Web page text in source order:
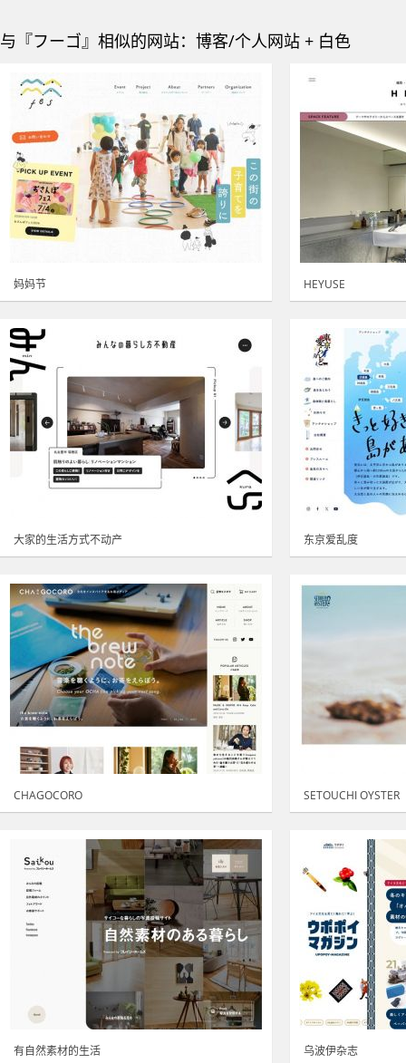
与『フーゴ』相似的网站：博客/个人网站 + 白色
妈妈节 HEYUSE
大家的生活方式不动产 东京爱乱度
CHAGOCORO SETOUCHI OYSTER
有自然素材的生活 乌波伊杂志